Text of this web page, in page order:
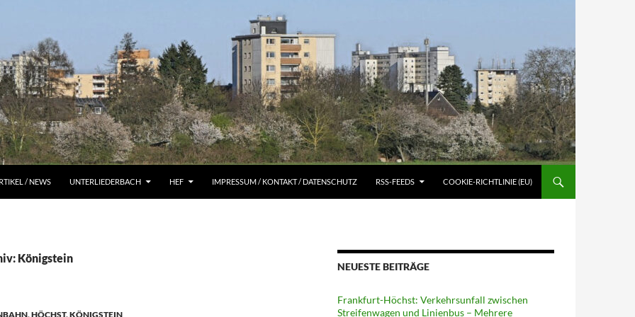
/ NEWS UNTERLIEDERBACH HEF IMPRESSUM / KONTAKT / DATENSCHUTZ RSS-FEEDS COOKIE-RICHTLINIE (EU)
Königstein
,HÖCHST,KÖNIGSTEIN
NEUESTE BEITRÄGE
Frankfurt-Höchst: Verkehrsunfall zwischen
Streifenwagen und Linienbus – Mehrere